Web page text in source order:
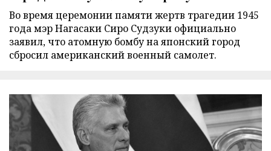
Во время церемонии памяти жертв трагедии 1945
года мэр Нагасаки Сиро Судзуки официально
заявил, что атомную бомбу на японский город
сбросил американский военный самолет.